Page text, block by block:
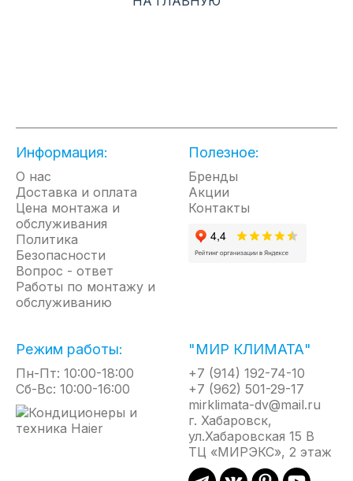
через резьбовые шпильки М6.
Информация:
О нас
Доставка и оплата
Цена монтажа и
обслуживания
Политика
Безопасности
Вопрос - ответ
Работы по монтажу и
обслуживанию
Полезное:
Бренды
Акции
Контакты
Режим работы:
Пн-Пт: 10:00-18:00
Сб-Вс: 10:00-16:00
"МИР КЛИМАТА"
+7 (914) 192-74-10
+7 (962) 501-29-17
mirklimata-dv@mail.ru
г. Хабаровск,
ул.Хабаровская 15 В
ТЦ «МИРЭКС», 2 этаж